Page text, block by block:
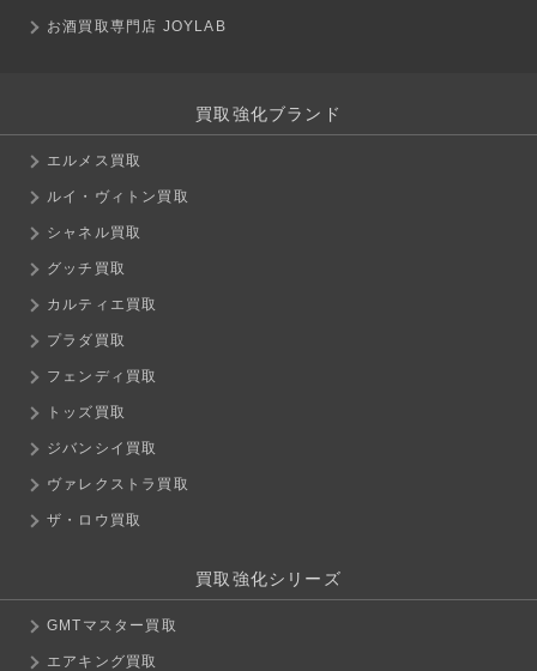
お酒買取専門店 JOYLAB
買取強化ブランド
エルメス買取
ルイ・ヴィトン買取
シャネル買取
グッチ買取
カルティエ買取
プラダ買取
フェンディ買取
トッズ買取
ジバンシイ買取
ヴァレクストラ買取
ザ・ロウ買取
買取強化シリーズ
GMTマスター買取
エアキング買取